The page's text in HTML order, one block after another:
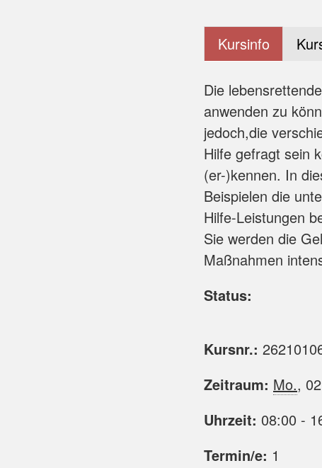
Kursinfo
Die
anwenden zu
jedoch,die
Hilfe gefragt sein
(er-)kennen. In
Beispielen die
Hilfe-Leistungen
Sie werden die
Maßnahmen
Status:
Kursnr.:
Zeitraum: Mo.,
Uhrzeit: 08:00 -
Termin/e: 1